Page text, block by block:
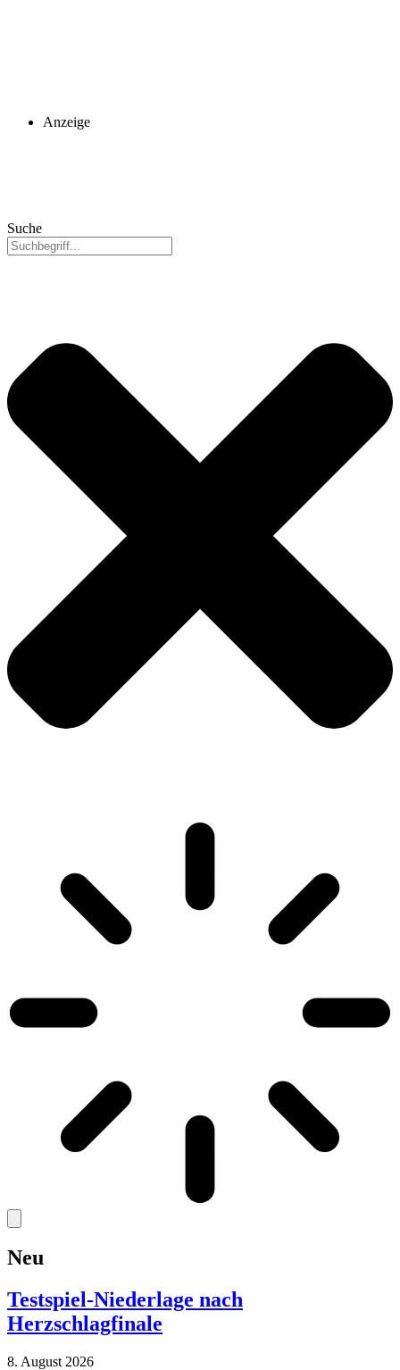
Anzeige
Suche
Neu
Testspiel-Niederlage nach
Herzschlagfinale
8. August 2026